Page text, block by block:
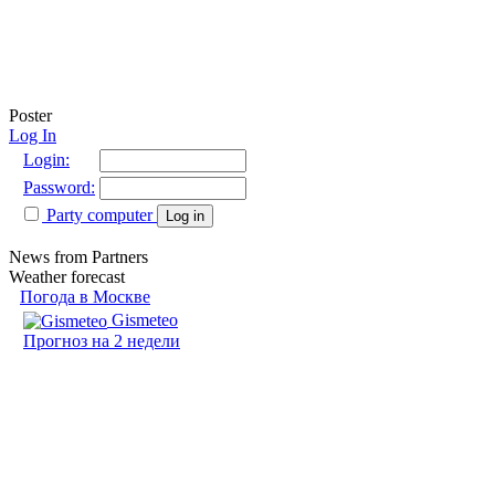
Poster
Log In
Login:
Password:
Party computer
Log in
News from Partners
Weather forecast
Погода в Москве
Gismeteo
Прогноз на 2 недели